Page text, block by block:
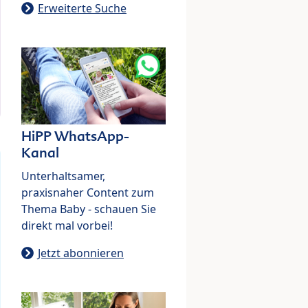
Erweiterte Suche
HiPP WhatsApp-
Kanal
Unterhaltsamer,
praxisnaher Content zum
Thema Baby - schauen Sie
direkt mal vorbei!
Jetzt abonnieren